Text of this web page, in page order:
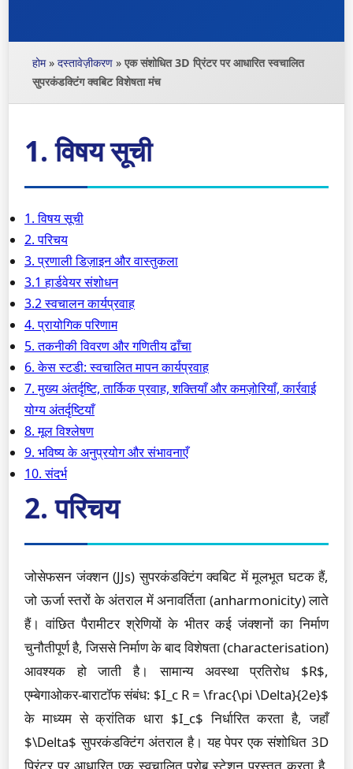
होम» दस्तावेज़ीकरण » एक संशोधित 3D प्रिंटर पर आधारित स्वचालित
सुपरकंडक्टिंग क्वबिट विशेषता मंच
1. विषय सूची
1. विषय सूची
2. परिचय
3. प्रणाली डिज़ाइन और वास्तुकला
3.1 हार्डवेयर संशोधन
3.2 स्वचालन कार्यप्रवाह
4. प्रायोगिक परिणाम
5. तकनीकी विवरण और गणितीय ढाँचा
6. केस स्टडी: स्वचालित मापन कार्यप्रवाह
7. मुख्य अंतर्दृष्टि, तार्किक प्रवाह, शक्तियाँ और कमज़ोरियाँ, कार्रवाई
योग्य अंतर्दृष्टियाँ
8. मूल विश्लेषण
9. भविष्य के अनुप्रयोग और संभावनाएँ
10. संदर्भ
2. परिचय
जोसेफसन जंक्शन (JJs) सुपरकंडक्टिंग क्वबिट में मूलभूत घटक हैं,
जो ऊर्जा स्तरों के अंतराल में अनावर्तिता (anharmonicity) लाते
हैं। वांछित पैरामीटर श्रेणियों के भीतर कई जंक्शनों का निर्माण
चुनौतीपूर्ण है, जिससे निर्माण के बाद विशेषता (characterisation)
आवश्यक हो जाती है। सामान्य अवस्था प्रतिरोध $R$,
एम्बेगाओकर-बाराटॉफ संबंध: $I_c R = \frac{\pi \Delta}{2e}$
के माध्यम से क्रांतिक धारा $I_c$ निर्धारित करता है, जहाँ
$\Delta$ सुपरकंडक्टिंग अंतराल है। यह पेपर एक संशोधित 3D